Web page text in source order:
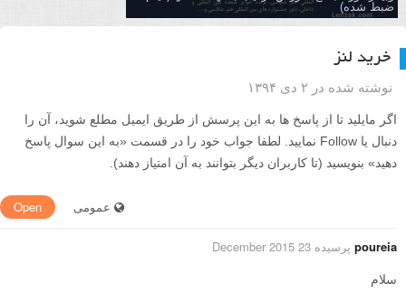
ضبط شده)
خرید لنز
نوشته شده در ۲ دی ۱۳۹۴
اگر مایلید تا از پاسخ ها به این پرسش از طریق ایمیل مطلع شوید، آن را
دنبال یا Follow نمایید. لطفا جواب خود را در قسمت «به این سوال پاسخ
دهید» بنویسید (تا کاربران دیگر بتوانند به آن امتیاز دهند).
Open عمومی
poureia پرسیده 23 December 2015
سلام